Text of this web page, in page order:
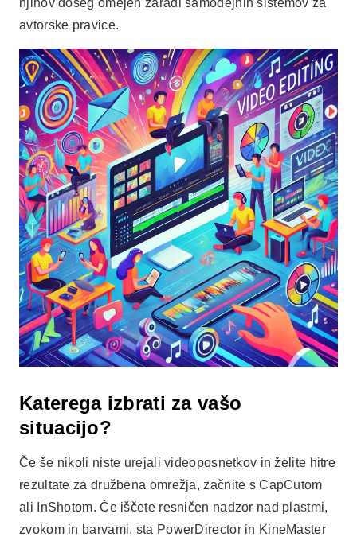
njihov doseg omejen zaradi samodejnih sistemov za
avtorske pravice.
Katerega izbrati za vašo
situacijo?
Če še nikoli niste urejali videoposnetkov in želite hitre
rezultate za družbena omrežja, začnite s CapCutom
ali InShotom. Če iščete resničen nadzor nad plastmi,
zvokom in barvami, sta PowerDirector in KineMaster